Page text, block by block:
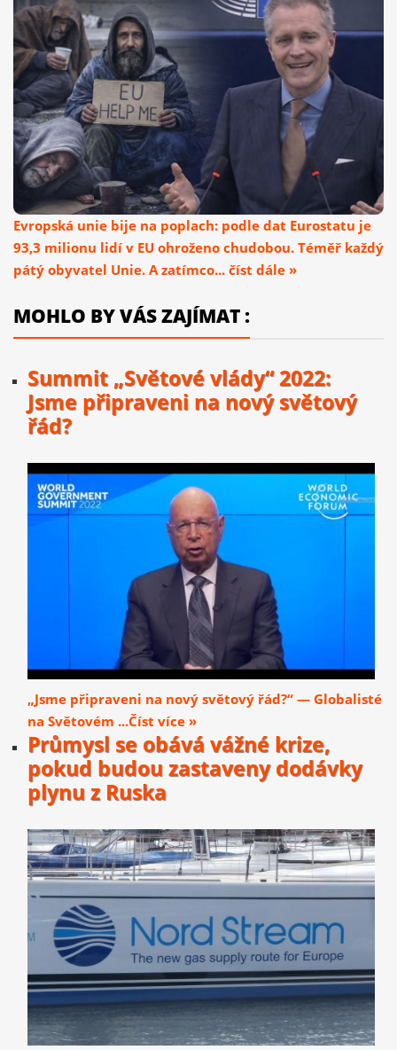
Evropská unie bije na poplach: podle dat Eurostatu je
93,3 milionu lidí v EU ohroženo chudobou. Téměř každý
pátý obyvatel Unie. A zatímco... číst dále »
MOHLO BY VÁS ZAJÍMAT :
Summit „Světové vlády“ 2022:
Jsme připraveni na nový světový
řád?
„Jsme připraveni na nový světový řád?“ — Globalisté
na Světovém ...Číst více »
Průmysl se obává vážné krize,
pokud budou zastaveny dodávky
plynu z Ruska